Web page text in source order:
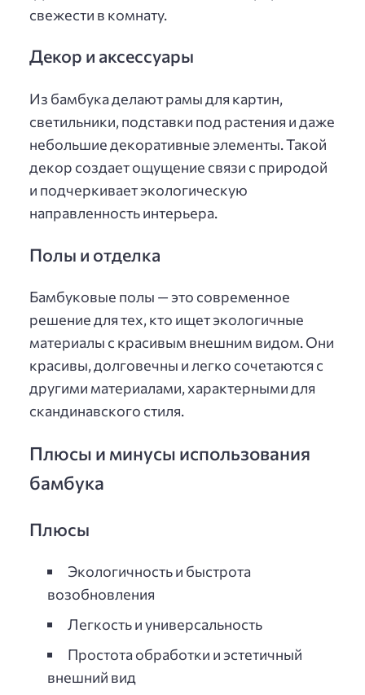
свежести в комнату.
Декор и аксессуары
Из бамбука делают рамы для картин,
светильники, подставки под растения и даже
небольшие декоративные элементы. Такой
декор создает ощущение связи с природой
и подчеркивает экологическую
направленность интерьера.
Полы и отделка
Бамбуковые полы — это современное
решение для тех, кто ищет экологичные
материалы с красивым внешним видом. Они
красивы, долговечны и легко сочетаются с
другими материалами, характерными для
скандинавского стиля.
Плюсы и минусы использования
бамбука
Плюсы
Экологичность и быстрота
возобновления
Легкость и универсальность
Простота обработки и эстетичный
внешний вид